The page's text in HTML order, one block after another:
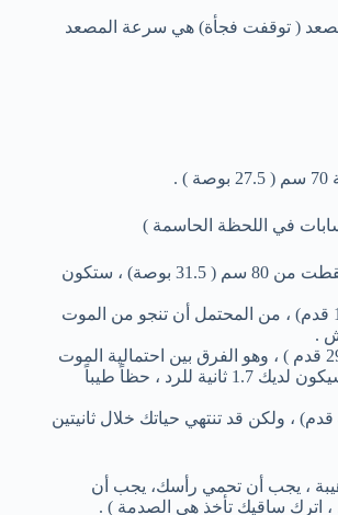
( توقفت فجأة) هي سرعة المصعد
في اللحظة الحاسمة )
سقوط طابق واحد ( 3 أكتار) : في الوقت المناسب تضغط علي الأرض كما لو كنت سقطت من 80 سم ( 31.5 بوصة) ، ستكون
سقوط ثلاثة طوابق ( 9 أمتار) : تضغط علي الأرض كما لو كنت سقطت 4.7 متراً ( 15.4 قدم) ، من المحتمل أن تنجو من الموت
.
سقوط خمسة طوابق ( 15 متر) ، تضغط علي الارض كما لو كنت تسقط 9 امطار ( 29.5 قدم ) ، وهو الفرق بين احتمالية الموت
واحتمالية البقاء علي قيد الحياة ، هذة هي الحالة الحاسمة الفرق بين الحياة والموت سيكون لديك 1.7 ثانية للرد ، حظاً طيباً
سقوط سبعة طوابق ( 21 متر) ، تضغط علي الأرض كما لو كنت تسقط 14 مترا ( 45.9 قدم) ، ولكن قد تنتهي حياتك خلال ثانيتين
، يجب أن تحمي رأسك، يجب أن
اترك ساقيك تأخذ هي الصدمة ) .